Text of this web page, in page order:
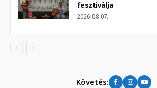
fesztiválja
2026.08.07.
Követés: